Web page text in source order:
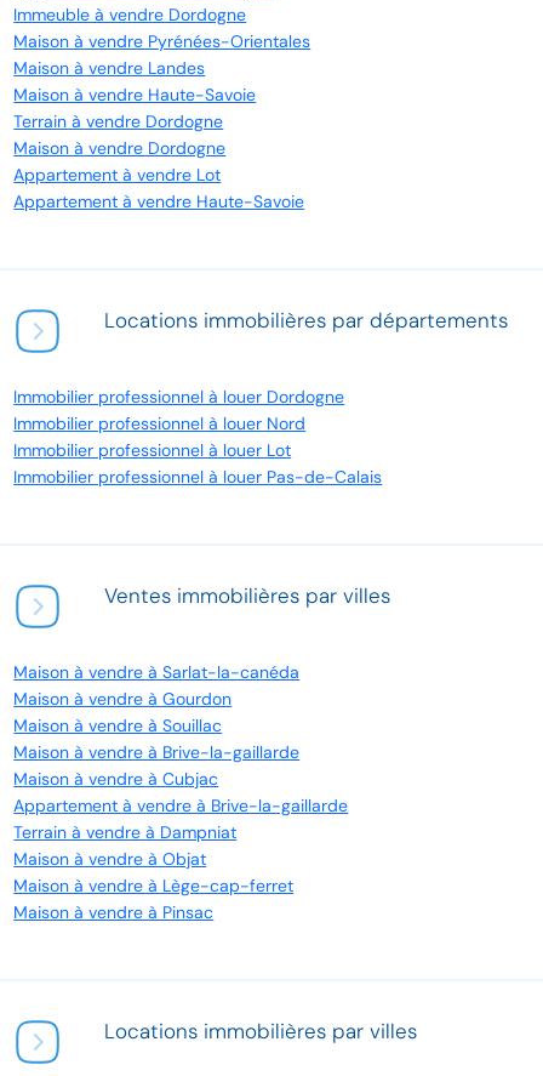
Immeuble à vendre Dordogne
Maison à vendre Pyrénées-Orientales
Maison à vendre Landes
Maison à vendre Haute-Savoie
Terrain à vendre Dordogne
Maison à vendre Dordogne
Appartement à vendre Lot
Appartement à vendre Haute-Savoie
Locations immobilières par départements
Immobilier professionnel à louer Dordogne
Immobilier professionnel à louer Nord
Immobilier professionnel à louer Lot
Immobilier professionnel à louer Pas-de-Calais
Ventes immobilières par villes
Maison à vendre à Sarlat-la-canéda
Maison à vendre à Gourdon
Maison à vendre à Souillac
Maison à vendre à Brive-la-gaillarde
Maison à vendre à Cubjac
Appartement à vendre à Brive-la-gaillarde
Terrain à vendre à Dampniat
Maison à vendre à Objat
Maison à vendre à Lège-cap-ferret
Maison à vendre à Pinsac
Locations immobilières par villes